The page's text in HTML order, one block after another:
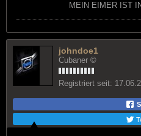
MEIN EIMER IST
johndoe1
Cubaner ©
Registriert seit: